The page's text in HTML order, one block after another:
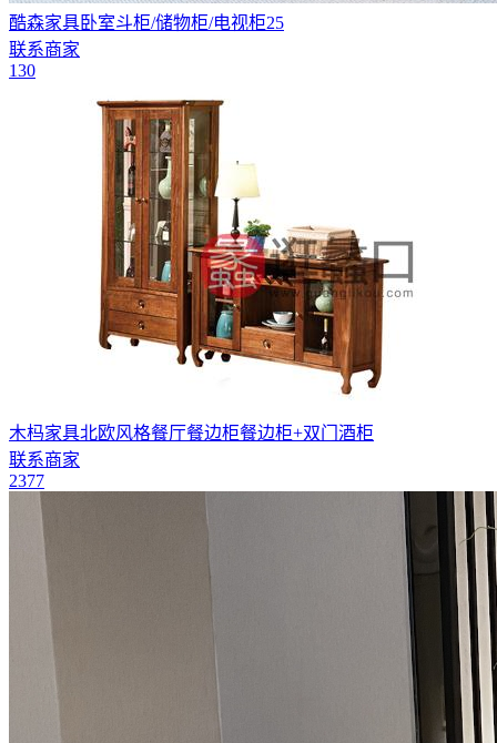
酷森家具卧室斗柜/储物柜/电视柜25
联系商家
130
木杩家具北欧风格餐厅餐边柜餐边柜+双门酒柜
联系商家
2377